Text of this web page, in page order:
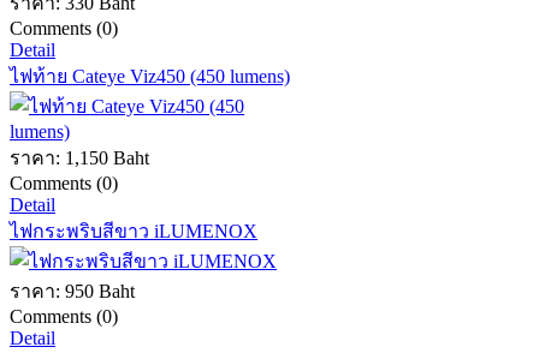
Comments (0)
Detail
ไฟท้าย Cateye Viz450 (450 lumens)
ราคา: 1,150 Baht
Comments (0)
Detail
ไฟกระพริบสีขาว iLUMENOX
ราคา: 950 Baht
Comments (0)
Detail